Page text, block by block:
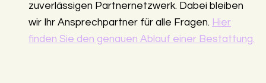
zuverlässigen Partnernetzwerk. Dabei bleiben
wir Ihr Ansprechpartner für alle Fragen. Hier
finden Sie den genauen Ablauf einer Bestattung.